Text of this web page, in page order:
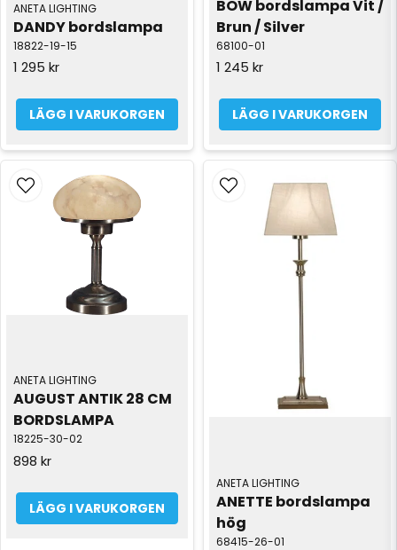
ANETA LIGHTING
DANDY bordslampa
18822-19-15
1 295 kr
LÄGG I VARUKORGEN
BOW bordslampa Vit /
Brun / Silver
68100-01
1 245 kr
LÄGG I VARUKORGEN
ANETA LIGHTING
AUGUST ANTIK 28 CM
BORDSLAMPA
18225-30-02
898 kr
LÄGG I VARUKORGEN
ANETA LIGHTING
ANETTE bordslampa
hög
68415-26-01